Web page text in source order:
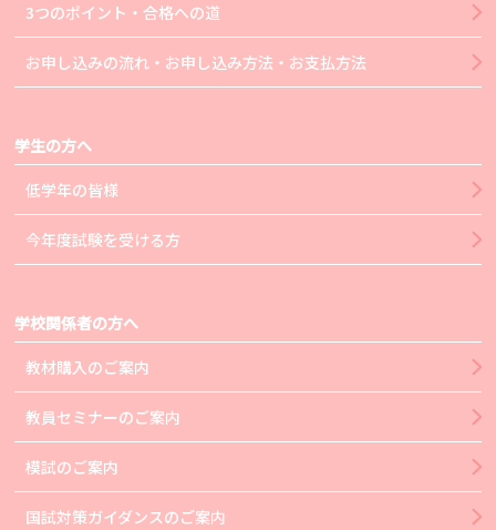
3つのポイント・合格への道
お申し込みの流れ・お申し込み方法・お支払方法
学生の方へ
低学年の皆様
今年度試験を受ける方
学校関係者の方へ
教材購入のご案内
教員セミナーのご案内
模試のご案内
国試対策ガイダンスのご案内